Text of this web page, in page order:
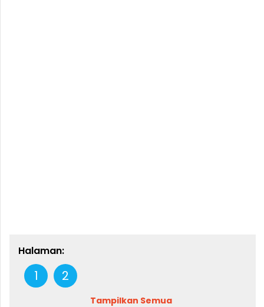
Halaman:
1 2
Tampilkan Semua